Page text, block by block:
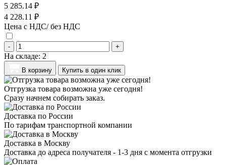
5 285.14 ₽
4 228.11 ₽
Цена с НДС/ без НДС
- +
На складе: 2
В корзину Купить в один клик
Отгрузка товара возможна уже сегодня!
Сразу начнем собирать заказ.
Доставка по России
По тарифам транспортной компании
Доставка в Москву
Доставка до адреса получателя - 1-3 дня с момента отгрузки